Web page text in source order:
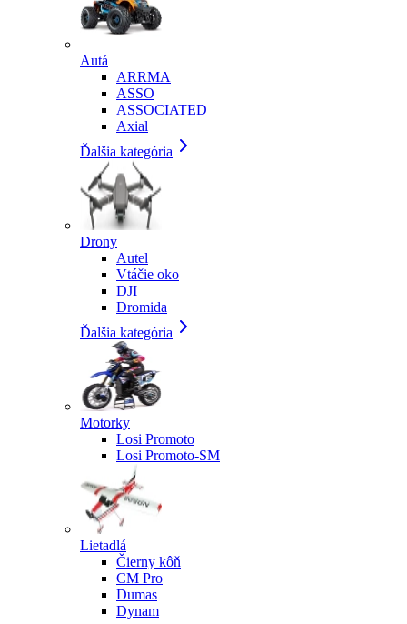
Autá
ARRMA
ASSO
ASSOCIATED
Axial
Ďalšia kategória
Drony
Autel
Vtáčie oko
DJI
Dromida
Ďalšia kategória
Motorky
Losi Promoto
Losi Promoto-SM
Lietadlá
Čierny kôň
CM Pro
Dumas
Dynam